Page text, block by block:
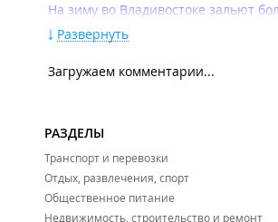
На зиму во Владивостоке зальют
Во Владивостоке за год
Тающий лёд и драка хоккеистов: во
На площади, во дворе, на лыжне:
Тёплый декабрь мешает заливать
Более 70 катков во всех районах
Развернуть
Загружаем комментарии...
РАЗДЕЛЫ
Транспорт и перевозки
Отдых, развлечения, спорт
Общественное питание
Недвижимость, строительство и ремонт